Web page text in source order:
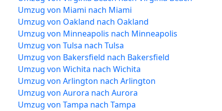
Umzug von Miami nach Miami
Umzug von Oakland nach Oakland
Umzug von Minneapolis nach Minneapolis
Umzug von Tulsa nach Tulsa
Umzug von Bakersfield nach Bakersfield
Umzug von Wichita nach Wichita
Umzug von Arlington nach Arlington
Umzug von Aurora nach Aurora
Umzug von Tampa nach Tampa